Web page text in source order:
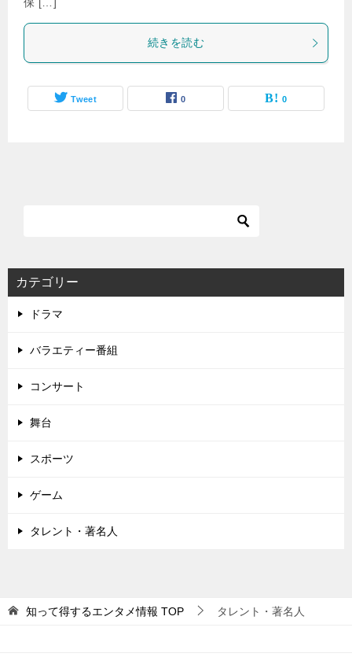
続きを読む
Tweet 0 0
カテゴリー
ドラマ
バラエティー番組
コンサート
舞台
スポーツ
ゲーム
タレント・著名人
知って得するエンタメ情報 TOP タレント・著名人